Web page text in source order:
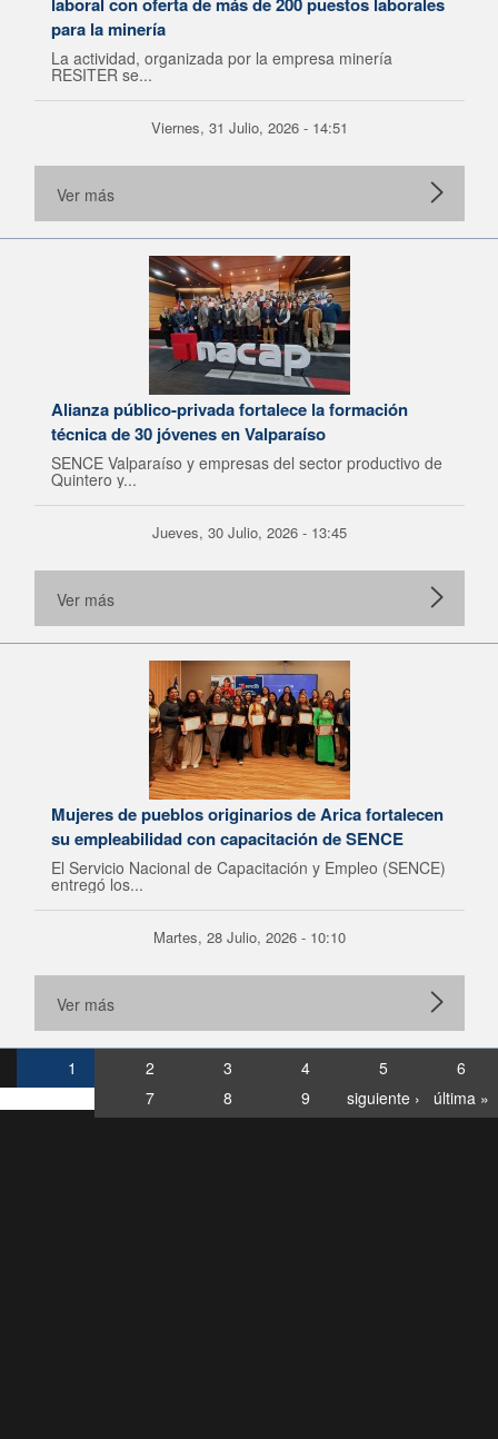
para la minería
La actividad, organizada por la empresa minería
RESITER se...
Viernes, 31 Julio, 2026 - 14:51
Ver más
Alianza público-privada fortalece la formación
técnica de 30 jóvenes en Valparaíso
SENCE Valparaíso y empresas del sector productivo de
Quintero y...
Jueves, 30 Julio, 2026 - 13:45
Ver más
Mujeres de pueblos originarios de Arica fortalecen
su empleabilidad con capacitación de SENCE
El Servicio Nacional de Capacitación y Empleo (SENCE)
entregó los...
Martes, 28 Julio, 2026 - 10:10
Ver más
1 2 3 4 5
6
7
8 9 siguiente › última »